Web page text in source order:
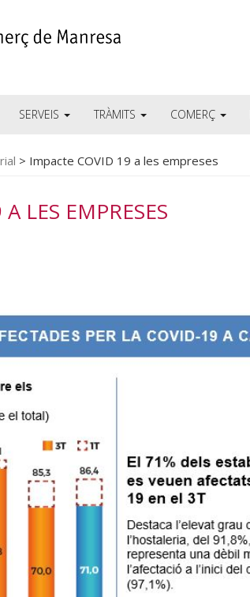
SERVEIS TRÀMITS COMERÇ
> Impacte COVID 19 a les empreses
LES EMPRESES